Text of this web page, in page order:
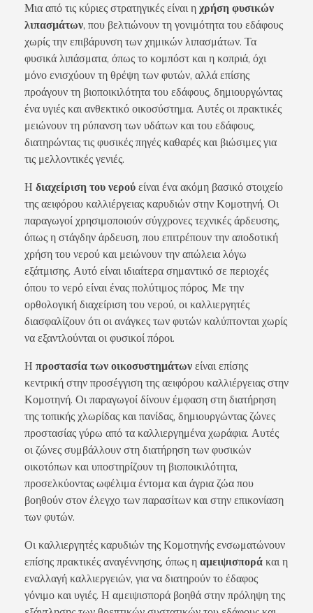
Μια από τις κύριες στρατηγικές είναι ηχρήση φυσικών
λιπασμάτων, που βελτιώνουν τη γονιμότητα του εδάφους
χωρίς την επιβάρυνση των χημικών λιπασμάτων. Τα
φυσικά λιπάσματα, όπως το κομπόστ και η κοπριά, όχι
μόνο ενισχύουν τη θρέψη των φυτών, αλλά επίσης
προάγουν τη βιοποικιλότητα του εδάφους, δημιουργώντας
ένα υγιές και ανθεκτικό οικοσύστημα. Αυτές οι πρακτικές
μειώνουν τη ρύπανση των υδάτων και του εδάφους,
διατηρώντας τις φυσικές πηγές καθαρές και βιώσιμες για
τις μελλοντικές γενιές.
Η διαχείριση του νερούείναι ένα ακόμη βασικό στοιχείο
της αειφόρου καλλιέργειας καρυδιών στην Κομοτηνή. Οι
παραγωγοί χρησιμοποιούν σύγχρονες τεχνικές άρδευσης,
όπως η στάγδην άρδευση, που επιτρέπουν την αποδοτική
χρήση του νερού και μειώνουν την απώλεια λόγω
εξάτμισης. Αυτό είναι ιδιαίτερα σημαντικό σε περιοχές
όπου το νερό είναι ένας πολύτιμος πόρος. Με την
ορθολογική διαχείριση του νερού, οι καλλιεργητές
διασφαλίζουν ότι οι ανάγκες των φυτών καλύπτονται χωρίς
να εξαντλούνται οι φυσικοί πόροι.
Η προστασία των οικοσυστημάτωνείναι επίσης
κεντρική στην προσέγγιση της αειφόρου καλλιέργειας στην
Κομοτηνή. Οι παραγωγοί δίνουν έμφαση στη διατήρηση
της τοπικής χλωρίδας και πανίδας, δημιουργώντας ζώνες
προστασίας γύρω από τα καλλιεργημένα χωράφια. Αυτές
οι ζώνες συμβάλλουν στη διατήρηση των φυσικών
οικοτόπων και υποστηρίζουν τη βιοποικιλότητα,
προσελκύοντας ωφέλιμα έντομα και άγρια ζώα που
βοηθούν στον έλεγχο των παρασίτων και στην επικονίαση
των φυτών.
Οι καλλιεργητές καρυδιών της Κομοτηνής ενσωματώνουν
επίσης πρακτικές αναγέννησης, όπως ηαμειψισποράκαι η
εναλλαγή καλλιεργειών, για να διατηρούν το έδαφος
γόνιμο και υγιές. Η αμειψισπορά βοηθά στην πρόληψη της